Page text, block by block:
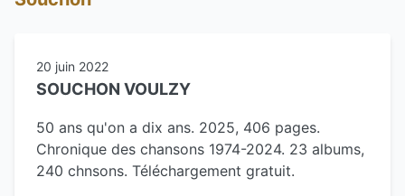
20 juin 2022
SOUCHON VOULZY
50 ans qu'on a dix ans. 2025, 406 pages.
Chronique des chansons 1974-2024. 23 albums,
240 chnsons. Téléchargement gratuit.